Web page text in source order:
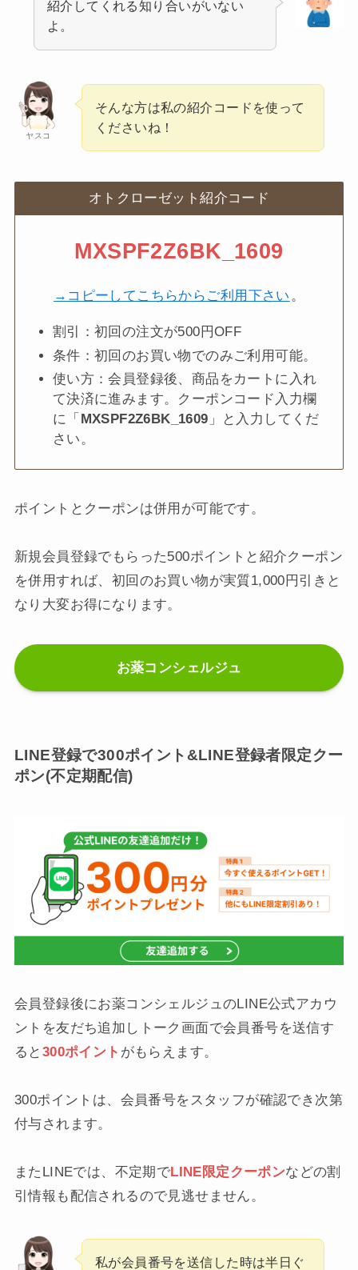
紹介してくれる知り合いがいない
よ。
ヤスコ
そんな方は私の紹介コードを使って
くださいね！
オトクローゼット紹介コード
MXSPF2Z6BK_1609
→コピーしてこちらからご利用下さい 。
割引：初回の注文が500円OFF
条件：初回のお買い物でのみご利用可能。
使い方：会員登録後、商品をカートに入れ
て決済に進みます。クーポンコード入力欄
に「 MXSPF2Z6BK_1609 」と入力してくだ
さい。
ポイントとクーポンは併用が可能です。
新規会員登録でもらった500ポイントと紹介クーポン
を併用すれば、初回のお買い物が実質1,000円引きと
なり大変お得になります。
お薬コンシェルジュ
LINE登録で300ポイント&LINE登録者限定クー
ポン(不定期配信)
会員登録後にお薬コンシェルジュのLINE公式アカウ
ントを友だち追加しトーク画面で会員番号を送信す
ると 300ポイント がもらえます。
300ポイントは、会員番号をスタッフが確認でき次第
付与されます。
またLINEでは、不定期でLINE限定クーポンなどの割
引情報も配信されるので見逃せません。
私が会員番号を送信した時は半日ぐ